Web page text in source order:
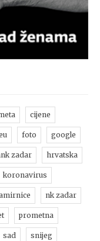
cijene
foto google
zadar hrvatska
koronavirus
nk zadar
prometna
sad snijeg